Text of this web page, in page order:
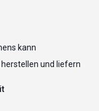
kann
und liefern